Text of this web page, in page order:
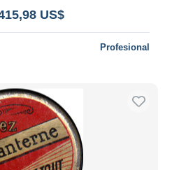
US$
Profesional